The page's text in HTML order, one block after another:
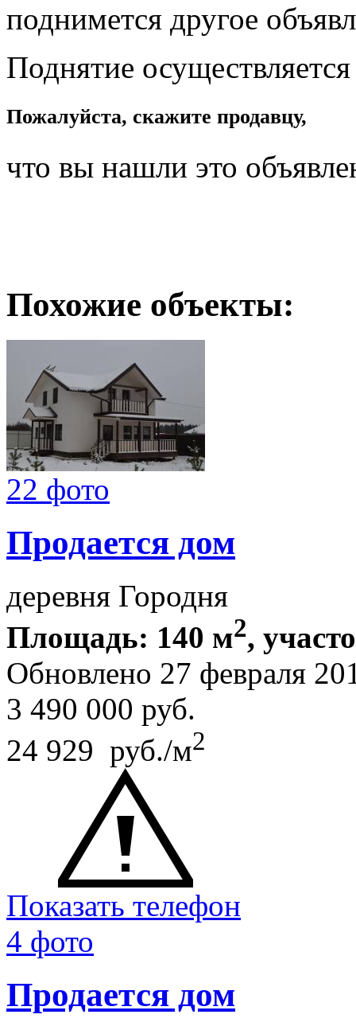
поднимется другое
Поднятие
Пожалуйста, скажите продавцу,
что вы нашли это
Похожие объекты:
22 фото
Продается дом
деревня Городня
Площадь: 140 м2,
Обновлено 27 февраля
3 490 000 руб.
24 929 руб./м2
Показать телефон
4 фото
Продается дом